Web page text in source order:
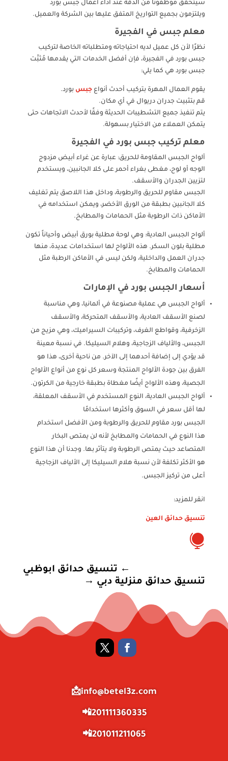
سيتحقق موظفونا من الدقة عند أداء أعمال جبس بورد
ويلتزمون بجميع التواريخ المتفق عليها بين الشركة والعميل.
معلم جبس في الفجيرة
نظرًا لأن كل عميل لديه احتياجاته ومتطلباته الخاصة لتركيب
جبس بورد في الفجيرة، فإن أفضل الخدمات التي يقدمها مُثبِّت
جبس بورد هي كما يلي:
يقوم العمال المهرة بتركيب أحدث أنواع جبس بورد.
قم بتثبيت جدران دريوال في أي مكان.
يتم تنفيذ جميع التشطيبات الحديثة وفقًا لأحدث الاتجاهات حتى
يتمكن العملاء من الاختيار بسهولة.
معلم تركيب جبس بورد في الفجيرة
ألواح الجبس المقاومة للحريق: عبارة عن غراء أبيض مزدوج
الوجه أو لوح، مغطى بغراء أحمر على كلا الجانبين، ويستخدم
لتزيين الجدران والأسقف.
الجبس مقاوم للحريق والرطوبة، وداخل هذا اللاصق يتم تغليف
كلا الجانبين بطبقة من الورق الأخضر، ويمكن استخدامه في
الأماكن ذات الرطوبة مثل الحمامات والمطابخ.
ألواح الجبس العادية: وهي لوحة مطلية بورق أبيض وأحياناً تكون
مطلية بلون السكر. هذه الألواح لها استخدامات عديدة، منها
جدران العمل والداخلية، ولكن ليس في الأماكن الرطبة مثل
الحمامات والمطابخ.
أسعار الجبس بورد في الإمارات
ألواح الجبس هي عملية مصنوعة في ألمانيا، وهي مناسبة
لصنع الأسقف العادية، والأسقف المتحركة، والأسقف
الزخرفية، وقواطع الغرف، وتركيبات السيراميك، وهي مزيج من
الجبس، والألياف الزجاجية، وهلام السيليكا. في نسبة معينة
قد يؤدي إلى إضافة أحدهما إلى الآخر. من ناحية أخرى، هذا هو
الفرق بين جودة الألواح المنتجة وسعر كل نوع من أنواع الألواح
الجصية، وهذه الألواح أيضًا مغطاة بطبقة خارجية من الكرتون.
ألواح الجبس العادية، النوع المستخدم في الأسقف المعلقة،
لها أقل سعر في السوق وأكثرها استخدامًا
الجبس بورد مقاوم للحريق والرطوبة ومن الأفضل استخدام
هذا النوع في الحمامات والمطابخ لأنه لن يمتص البخار
المتصاعد حيث يمتص الرطوبة ولا يتأثر بها. وجدنا أن هذا النوع
هو الأكثر تكلفة لأن نسبة هلام السيليكا إلى الألياف الزجاجية
أعلى من تركيز الجبس.
انقر للمزيد:
تنسيق حدائق العين

← تنسيق حدائق ابوظبي
تنسيق حدائق منزلية دبي →
info@betel3z.com📩
201111360335📲
201011211065📲